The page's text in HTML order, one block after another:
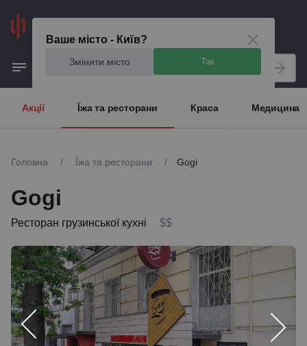
Ваше місто - Київ?
Змінити місто Так
Акції Їжа та ресторани Краса Медицина
Головна / Їжа та ресторани / Gogi
Gogi
Ресторан грузинської кухні $$